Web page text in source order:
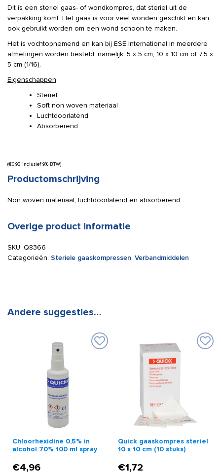
cm
(10
stuks)
Dit is een steriel gaas- of wondkompres, dat steriel uit de
verpakking komt. Het gaas is voor veel wonden geschikt en kan
ook gebruikt worden om een wond schoon te maken.
Het is vochtopnemend en kan bij ESE International in meerdere
afmetingen worden besteld, namelijk: 5 x 5 cm, 10 x 10 cm of 7,5 x
5 cm (1/16).
Eigenschappen
Steriel
Soft non woven materiaal
Luchtdoorlatend
Absorberend
(€0,93 inclusief 9% BTW)
Productomschrijving
Non woven materiaal, luchtdoorlatend en absorberend.
Overige product informatie
SKU: Q8366
Categorieën: Steriele gaaskompressen, Verbandmiddelen
Andere suggesties…
Chloorhexidine 0,5% in
alcohol 70% 100 ml spray
€4,96
Quick gaaskompres steriel
10 x 10 cm (10 stuks)
€1,72